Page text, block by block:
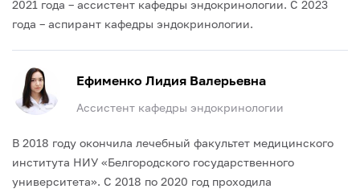
2021 года – ассистент кафедры эндокринологии. С 2023
года – аспирант кафедры эндокринологии.
Ефименко Лидия Валерьевна
Ассистент кафедры эндокринологии
В 2018 году окончила лечебный факультет медицинского
института НИУ «Белгородского государственного
университета». С 2018 по 2020 год проходила